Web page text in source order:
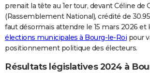
COPAINS D'AVANT
S'inscrire
Se connecter
Lycées
Collèges
Primaires
Universités
Entreprises
Service militaire
Avis de recherche
AVIS DE DÉCÈS
FORUM
Bricolage
Lifestyle
Culture
Sport
Auto
Television
Voyage
Cinema
prenait la tête au 1er tour, devant Céline de
(Rassemblement National), crédité de
faut désormais attendre le 15 mars 2026 et
élections municipales à Bourg-le-Roi pour
positionnement politique des électeurs.
Résultats législatives 2024 à